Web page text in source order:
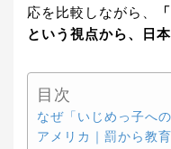
応を比較しながら、
という視点から、日
目次
なぜ「いじめっ子へ
アメリカ｜罰から教